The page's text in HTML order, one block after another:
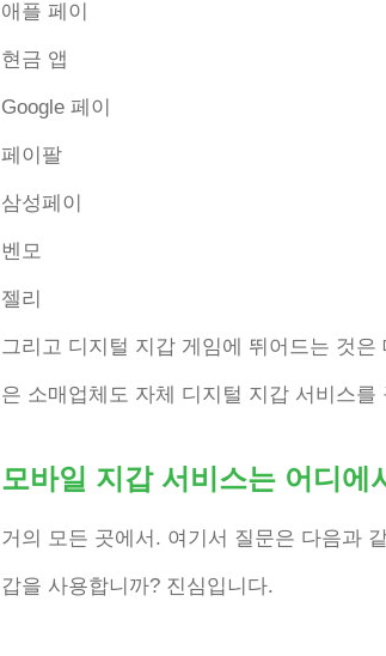
애플 페이
현금 앱
Google 페이
페이팔
삼성페이
벤모
젤리
그리고 디지털 지갑 게임에 뛰어드는 것
은 소매업체도 자체 디지털 지갑 서비스를
모바일 지갑 서비스는 어디에
거의 모든 곳에서. 여기서 질문은 다음과
갑을 사용합니까? 진심입니다.